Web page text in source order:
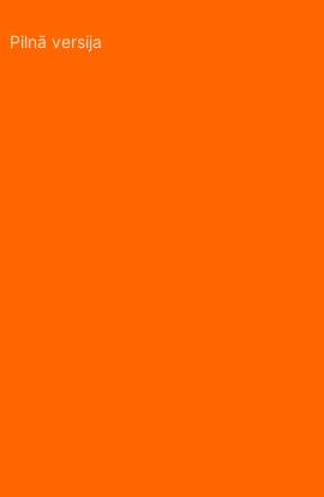
Pilnā versija